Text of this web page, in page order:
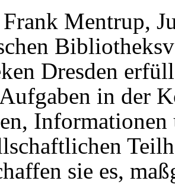
Mentrup,
Dresden
in der
sie es,